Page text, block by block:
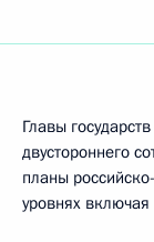
Главы
двустороннего
планы
уровнях